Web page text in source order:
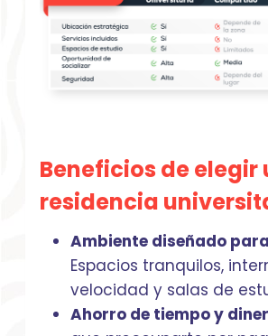
Beneficios de elegir
residencia
Ambiente diseñado
Espacios tranquilos,
velocidad y salas de
Ahorro de tiempo y